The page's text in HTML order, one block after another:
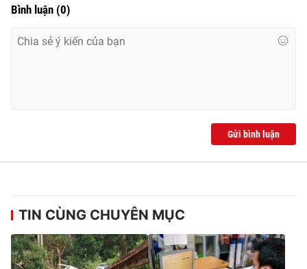
Bình luận (0)
Gửi bình luận
TIN CÙNG CHUYÊN MỤC